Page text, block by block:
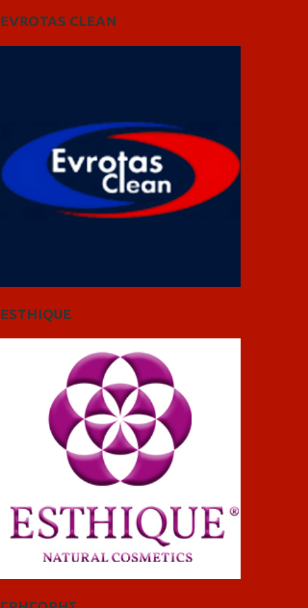
EVROTAS CLEAN
ESTHIQUE